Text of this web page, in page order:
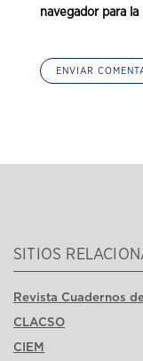
navegador para
SITIOS
Revista Cuadernos
CLACSO
CIEM